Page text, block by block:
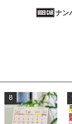
ナン
8